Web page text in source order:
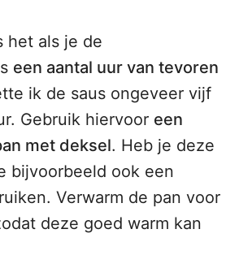
het als je de
een aantal uur van tevoren
ik de saus ongeveer vijf
Gebruik hiervoor een
met deksel. Heb je deze
bijvoorbeeld ook een
Verwarm de pan voor
deze goed warm kan